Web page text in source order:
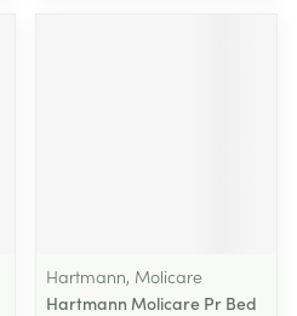
Hartmann, Molicare
Hartmann Molicare Pr Bed